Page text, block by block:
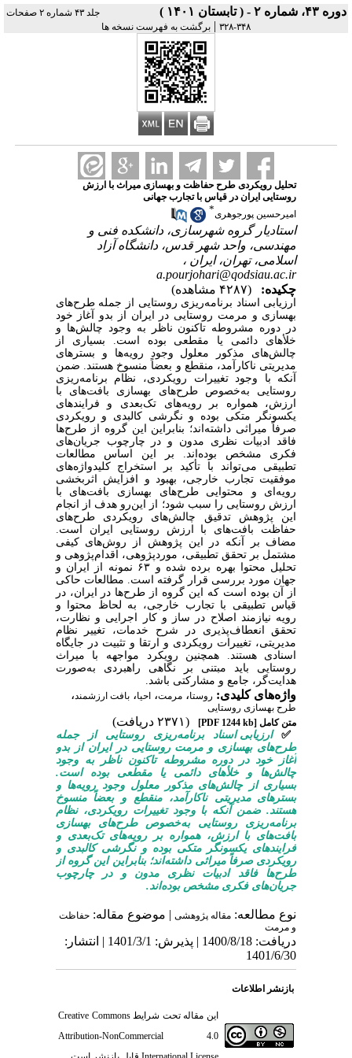
دوره ۴۳، شماره ۲ - ( تابستان ۱۴۰۱ )
جلد ۴۳ شماره ۲ صفحات
۳۴۸-۳۲۸
| برگشت به فهرست نسخه ها
تحلیل رویکردی طرح حفاظت و بهسازی میراث با ارزش
روستایی ایران در قیاس با تجارب جهانی
امیرحسین پورجوهری*
استادیار گروه شهرسازی، دانشکده فنی و
مهندسی، واحد شهر قدس، دانشگاه آزاد
اسلامی، تهران، ایران ،
a.pourjohari@qodsiau.ac.ir
چکیده:
(۴۲۸۷ مشاهده)
ارزیابی اسناد برنامه‌ریزی روستایی از جمله طرح‌های
بهسازی و مرمت روستایی در ایران از بدو آغاز خود
در دوره مشروطه تاکنون ناظر به وجود چالش‌ها و
خلأهای دائمی یا مقطعی بوده است. بسیاری از
چالش‌های مذکور معلول وجود رویه‌ها و بسترهای
مدیریتی ناکارآمد، منقطع و بعضاً منسوخ هستند. ضمن
‌آنکه با وجود تغییرات رویکردی، نظام برنامه‌ریزی
روستایی به‌خصوص طرح‌های بهسازی بافت‌های با
ارزش، همواره بر رویه‌های تک‌بعدی و فرایندهای
یکسونگر متکی بوده و نگرشی کالبدی و رویکردی
صرفاً میراثی داشته‌اند؛ بنابراین این گروه از طرح‌ها
فاقد ادبیات نظری مدون و در چارچوب جریان‌های
فکری مشخص بوده‌اند. بر این اساس مطالعات
تطبیقی می‌تواند با تأکید بر استخراج کلیدواژه‌های
موفقیت تجارب خارجی، بهبود و افزایش اثربخشی
رویه‌ای و محتوایی طرح‌های بهسازی بافت‌های با
ارزش روستایی را سبب شود؛ از این‌رو هدف از انجام
این پژوهش تدقیق چالش‌های رویکردی طرح‌های
حفاظت بافت‌های با ارزش روستایی ایران است.
مضاف بر آنکه در این پژوهش از روش‌های کیفی
مشتمل بر تحقق تطبیقی، موردپژوهی، اقدام‌پژوهی و
تحلیل محتوا بهره برده شده و ۶۳ نمونه از ایران و
جهان مورد بررسی قرار گرفته است. مطالعات حاکی
از آن بوده است که این گروه از طرح‌ها در ایران، در
قیاس تطبیقی با تجارب خارجی، به لحاظ محتوا و
رویه نیازمند اصلاح در ساز و کار اجرایی و نظارت،
تحقق انعطاف‌پذیری در شرح خدمات، تغییر نظام
مدیریتی، تغییرات رویکردی و ارتقا و تثبیت در جایگاه
اسنادی هستند. همچنین رویکرد مواجهه با میراث
روستایی باید مبتنی بر نگاهی راهبردی به‌صورت
هدایت‌گر، جامع و مشارکتی باشد.
واژه‌های کلیدی: روستا، مرمت، احیا، بافت ارزشمند ،
طرح بهسازی روستایی
متن کامل [PDF 1244 kb] (۲۳۷۱ دریافت)
✅ارزیابی اسناد برنامه‌ریزی روستایی از جمله
طرح‌های بهسازی و مرمت روستایی در ایران از بدو
آغاز خود در دوره مشروطه تاکنون ناظر به وجود
چالش‌ها و خلأهای دائمی یا مقطعی بوده است.
بسیاری از چالش‌های مذکور معلول وجود رویه‌ها و
بسترهای مدیریتی ناکارآمد، منقطع و بعضاً منسوخ
هستند. ضمن ‌آنکه با وجود تغییرات رویکردی، نظام
برنامه‌ریزی روستایی به‌خصوص طرح‌های بهسازی
بافت‌های با ارزش، همواره بر رویه‌های تک‌بعدی و
فرایندهای یکسونگر متکی بوده و نگرشی کالبدی و
رویکردی صرفاً میراثی داشته‌اند؛ بنابراین این گروه از
طرح‌ها فاقد ادبیات نظری مدون و در چارچوب
جریان‌های فکری مشخص بوده‌اند.
نوع مطالعه: مقاله پژوهشی| موضوع مقاله: حفاظت
و مرمت
دریافت: 1400/8/18 | پذیرش: 1401/3/1 | انتشار:
1401/6/30
بازنشر اطلاعات
این مقاله تحت شرایطCreative Commons
Attribution-NonCommercial 4.0